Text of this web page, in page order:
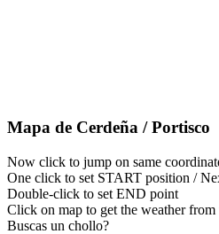
Mapa de Cerdeña / Portisco
Now click to jump on same
One click to set START position /
Double-click to set END point
Click on map to get the weather
Buscas un chollo?